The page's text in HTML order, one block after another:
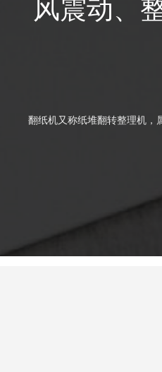
风震动、
翻纸机又称纸堆翻转整理机，